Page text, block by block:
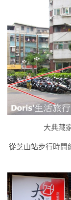
大典藏
從芝山站步行時間